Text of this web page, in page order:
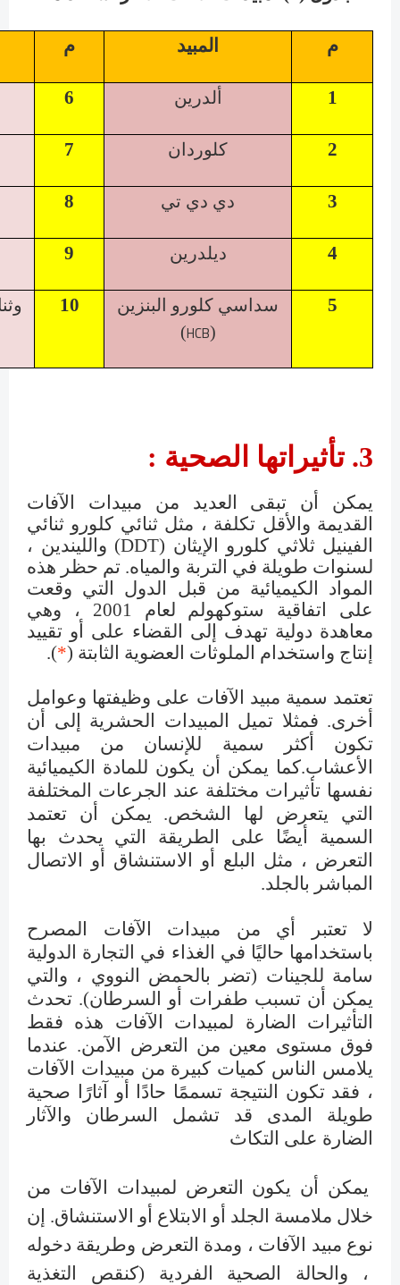
م المبيد م
1 ألدرين 6
2 كلوردان 7
3 دي دي تي 8
4 ديلدرين 9
5
سداسي كلورو البنزين
(
HCB
)
10
3. تأثيراتها الصحية :
يمكن أن تبقى العديد من مبيدات الآفات
القديمة والأقل تكلفة ، مثل ثنائي كلورو ثنائي
الفينيل ثلاثي كلورو الإيثان (DDT) والليندين ،
لسنوات طويلة في التربة والمياه. تم حظر هذه
المواد الكيميائية من قبل الدول التي وقعت
على اتفاقية ستوكهولم لعام 2001 ، وهي
معاهدة دولية تهدف إلى القضاء على أو تقييد
إنتاج واستخدام الملوثات العضوية الثابتة (*
).
تعتمد سمية مبيد الآفات على وظيفتها وعوامل
أخرى. فمثلا تميل المبيدات الحشرية إلى أن
تكون أكثر سمية للإنسان من مبيدات
الأعشاب.كما يمكن أن يكون للمادة الكيميائية
نفسها تأثيرات مختلفة عند الجرعات المختلفة
التي يتعرض لها الشخص. يمكن أن تعتمد
السمية أيضًا على الطريقة التي يحدث بها
التعرض ، مثل البلع أو الاستنشاق أو الاتصال
المباشر بالجلد.
لا تعتبر أي من مبيدات الآفات المصرح
باستخدامها حاليًا في الغذاء في التجارة الدولية
سامة للجينات (تضر بالحمض النووي ، والتي
يمكن أن تسبب طفرات أو السرطان). تحدث
التأثيرات الضارة لمبيدات الآفات هذه فقط
فوق مستوى معين من التعرض الآمن. عندما
يلامس الناس كميات كبيرة من مبيدات الآفات
، فقد تكون النتيجة تسممًا حادًا أو آثارًا صحية
طويلة المدى قد تشمل السرطان والآثار
الضارة على التكاث
يمكن أن يكون التعرض لمبيدات الآفات من
خلال ملامسة الجلد أو الابتلاع أو الاستنشاق. إن
نوع مبيد الآفات ، ومدة التعرض وطريقة دخوله
، والحالة الصحية الفردية (كنقص التغذية